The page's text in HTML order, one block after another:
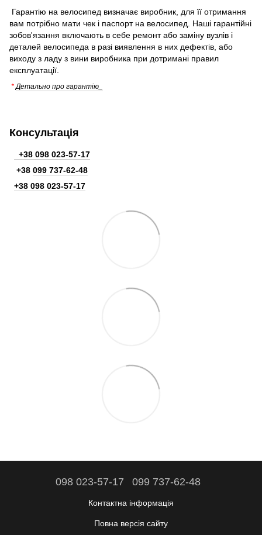
Гарантію на велосипед визначає виробник, для її отримання
вам потрібно мати чек і паспорт на велосипед. Наші гарантійні
зобов'язання включають в себе ремонт або заміну вузлів і
деталей велосипеда в разі виявлення в них дефектів, або
виходу з ладу з вини виробника при дотримані правил
експлуатації.
* Детально про гарантію_
Консультація
+38 098 023-57-17
+38 099 737-62-48
+38 098 023-57-17
098 023-57-17 099 737-62-48
Контактна інформація
Повна версія сайту